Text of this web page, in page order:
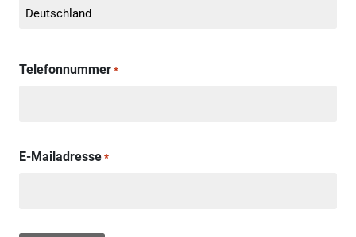
Telefonnummer *
E-Mailadresse *